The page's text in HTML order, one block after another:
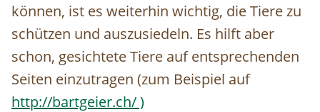
können, ist es weiterhin wichtig, die Tiere zu
schützen und auszusiedeln. Es hilft aber
schon, gesichtete Tiere auf entsprechenden
Seiten einzutragen (zum Beispiel auf
http://bartgeier.ch/ )